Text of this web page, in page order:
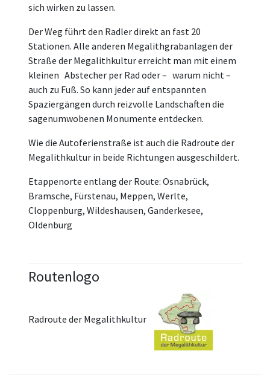
sich wirken zu lassen.
Der Weg führt den Radler direkt an fast 20
Stationen. Alle anderen Megalithgrabanlagen der
Straße der Megalithkultur erreicht man mit einem
kleinen Abstecher per Rad oder – warum nicht –
auch zu Fuß. So kann jeder auf entspannten
Spaziergängen durch reizvolle Landschaften die
sagenumwobenen Monumente entdecken.
Wie die Autoferienstraße ist auch die Radroute der
Megalithkultur in beide Richtungen ausgeschildert.
Etappenorte entlang der Route: Osnabrück,
Bramsche, Fürstenau, Meppen, Werlte,
Cloppenburg, Wildeshausen, Ganderkesee,
Oldenburg
Routenlogo
Radroute der Megalithkultur